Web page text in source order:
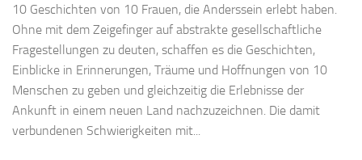
10 Geschichten von 10 Frauen, die Anderssein erlebt haben.
Ohne mit dem Zeigefinger auf abstrakte gesellschaftliche
Fragestellungen zu deuten, schaffen es die Geschichten,
Einblicke in Erinnerungen, Träume und Hoffnungen von 10
Menschen zu geben und gleichzeitig die Erlebnisse der
Ankunft in einem neuen Land nachzuzeichnen. Die damit
verbundenen Schwierigkeiten mit...